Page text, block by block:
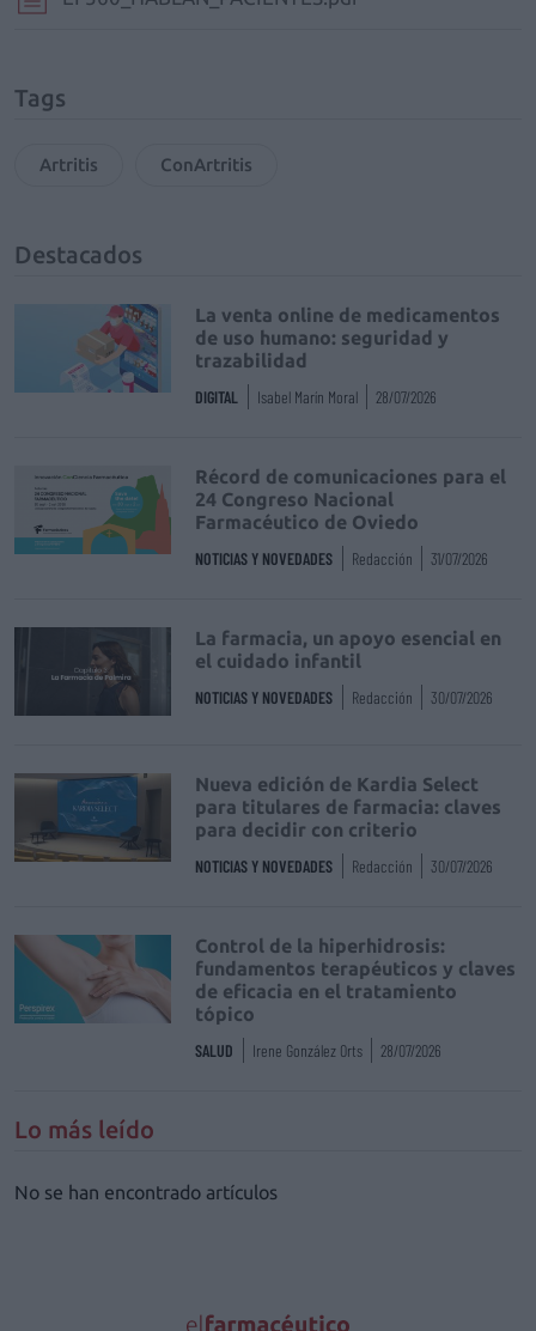
Tags
Artritis ConArtritis
Destacados
La venta online de medicamentos
de uso humano: seguridad y
trazabilidad
DIGITAL Isabel Marín Moral 28/07/2026
Récord de comunicaciones para el
24 Congreso Nacional
Farmacéutico de Oviedo
NOTICIAS Y NOVEDADES Redacción 31/07/2026
La farmacia, un apoyo esencial en
el cuidado infantil
NOTICIAS Y NOVEDADES Redacción 30/07/2026
Nueva edición de Kardia Select
para titulares de farmacia: claves
para decidir con criterio
NOTICIAS Y NOVEDADES Redacción 30/07/2026
Control de la hiperhidrosis:
fundamentos terapéuticos y claves
de eficacia en el tratamiento
tópico
SALUD Irene González Orts 28/07/2026
Lo más leído
No se han encontrado artículos